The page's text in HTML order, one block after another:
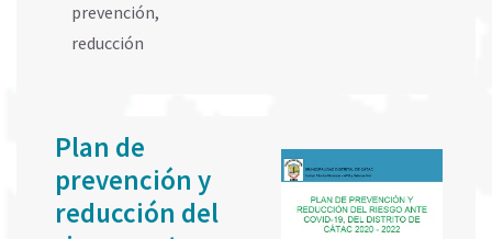
prevención,
reducción
Plan de
prevención y
reducción del